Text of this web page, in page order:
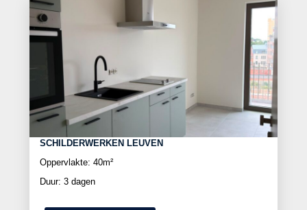
SCHILDERWERKEN LEUVEN
Oppervlakte: 40m²
Duur: 3 dagen